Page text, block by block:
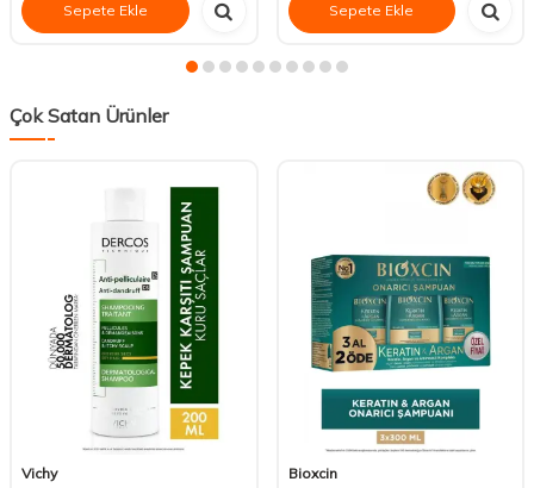
Sepete Ekle Sepete Ekle
Çok Satan Ürünler
Vichy
Bioxcin